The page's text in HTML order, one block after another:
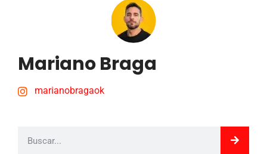
Mariano Braga
marianobragaok